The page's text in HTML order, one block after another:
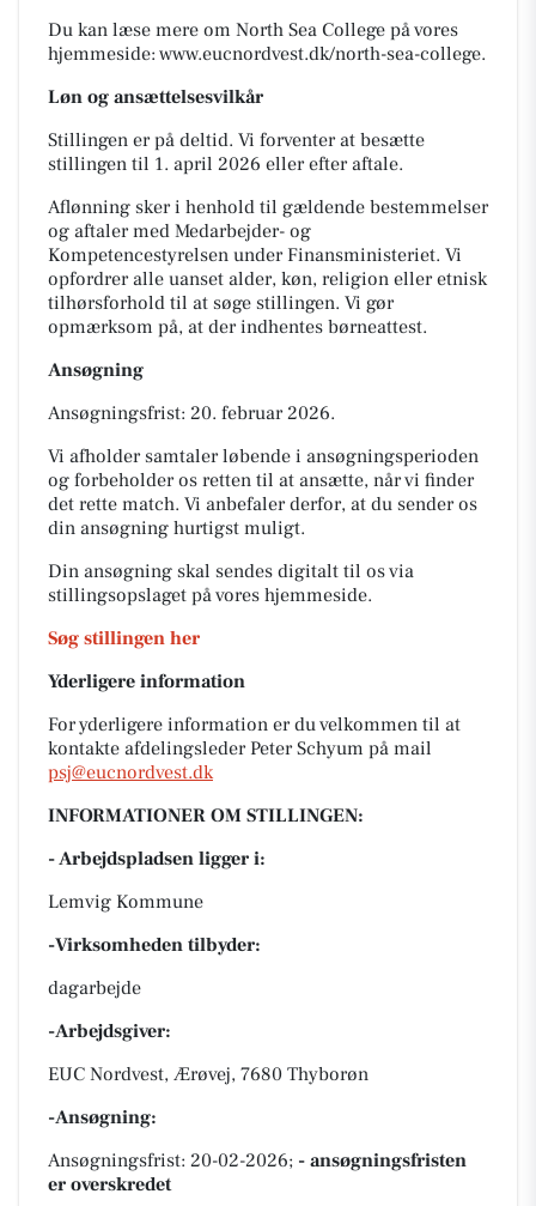
Du kan læse mere om North Sea College på vores
hjemmeside: www.eucnordvest.dk/north-sea-college.
Løn og ansættelsesvilkår
Stillingen er på deltid. Vi forventer at besætte
stillingen til 1. april 2026 eller efter aftale.
Aflønning sker i henhold til gældende bestemmelser
og aftaler med Medarbejder- og
Kompetencestyrelsen under Finansministeriet. Vi
opfordrer alle uanset alder, køn, religion eller etnisk
tilhørsforhold til at søge stillingen. Vi gør
opmærksom på, at der indhentes børneattest.
Ansøgning
Ansøgningsfrist: 20. februar 2026.
Vi afholder samtaler løbende i ansøgningsperioden
og forbeholder os retten til at ansætte, når vi finder
det rette match. Vi anbefaler derfor, at du sender os
din ansøgning hurtigst muligt.
Din ansøgning skal sendes digitalt til os via
stillingsopslaget på vores hjemmeside.
Søg stillingen her
Yderligere information
For yderligere information er du velkommen til at
kontakte afdelingsleder Peter Schyum på mail
psj@eucnordvest.dk
INFORMATIONER OM STILLINGEN:
- Arbejdspladsen ligger i:
Lemvig Kommune
-Virksomheden tilbyder:
dagarbejde
-Arbejdsgiver:
EUC Nordvest, Ærøvej, 7680 Thyborøn
-Ansøgning:
Ansøgningsfrist: 20-02-2026; - ansøgningsfristen
er overskredet